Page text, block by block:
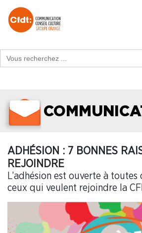
for:
ADHÉSION : 7 BONNES
REJOINDRE
L’adhésion est ouverte à toutes
ceux qui veulent rejoindre la